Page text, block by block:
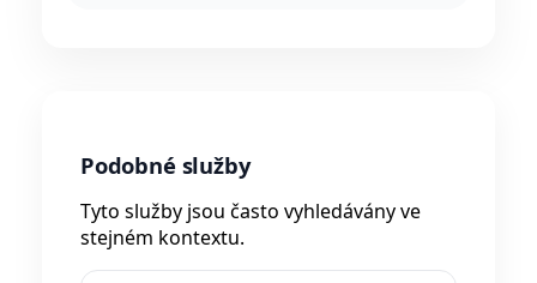
Podobné služby
Tyto služby jsou často vyhledávány ve
stejném kontextu.